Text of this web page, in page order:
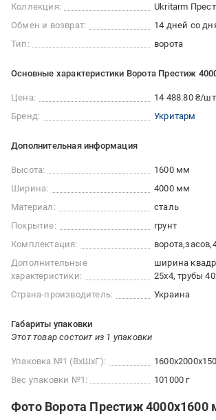
Коллекция:
Ukritarm
Обмен и возврат:
14 дней со
Тип:
ворота
Основные характеристики Ворота Престиж
Цена:
14 488.80 ₴/
Бренд:
Укритарм
Дополнительная информация
Высота:
1600 мм
Ширина:
4000 мм
Материал:
сталь
Покрытие:
грунт
Комплектация:
ворота засов
Дополнительные
характеристики:
ширина
25x4, трубы
Страна-производитель:
Украина
Габариты упаковки
Этот товар состоит из 1 упаковки
Упаковка №1 (ВхШхГ):
Вес упаковки №1:
101000 г
Фото Ворота Престиж 4000х1600